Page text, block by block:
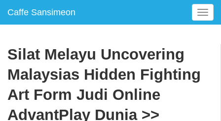
Caffe Sansimeon
T
o
Silat Melayu Uncovering
Malaysias Hidden Fighting
Art Form Judi Online
AdvantPlay Dunia >>